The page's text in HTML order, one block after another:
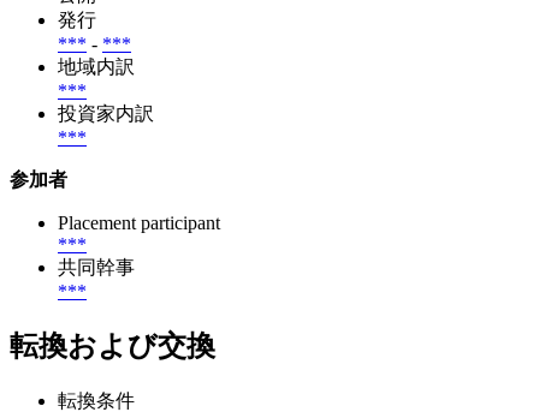
発行
*** - ***
地域内訳
***
投資家内訳
***
参加者
Placement participant
***
共同幹事
***
転換および交換
転換条件